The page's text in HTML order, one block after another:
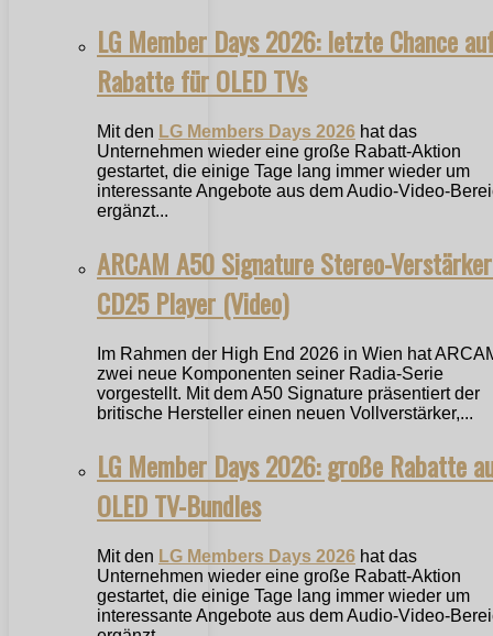
LG Member Days 2026: letzte Chance
Rabatte für OLED TVs
Mit den LG Members Days 2026 hat das
Unternehmen wieder eine große Rabatt-Aktion
gestartet, die einige Tage lang immer wieder um
interessante Angebote aus dem Audio-Video-
ergänzt...
ARCAM A50 Signature Stereo-
CD25 Player (Video)
Im Rahmen der High End 2026 in Wien hat
zwei neue Komponenten seiner Radia-Serie
vorgestellt. Mit dem A50 Signature präsentiert der
britische Hersteller einen neuen Vollverstärker,...
LG Member Days 2026: große Rabatte
OLED TV-Bundles
Mit den LG Members Days 2026 hat das
Unternehmen wieder eine große Rabatt-Aktion
gestartet, die einige Tage lang immer wieder um
interessante Angebote aus dem Audio-Video-